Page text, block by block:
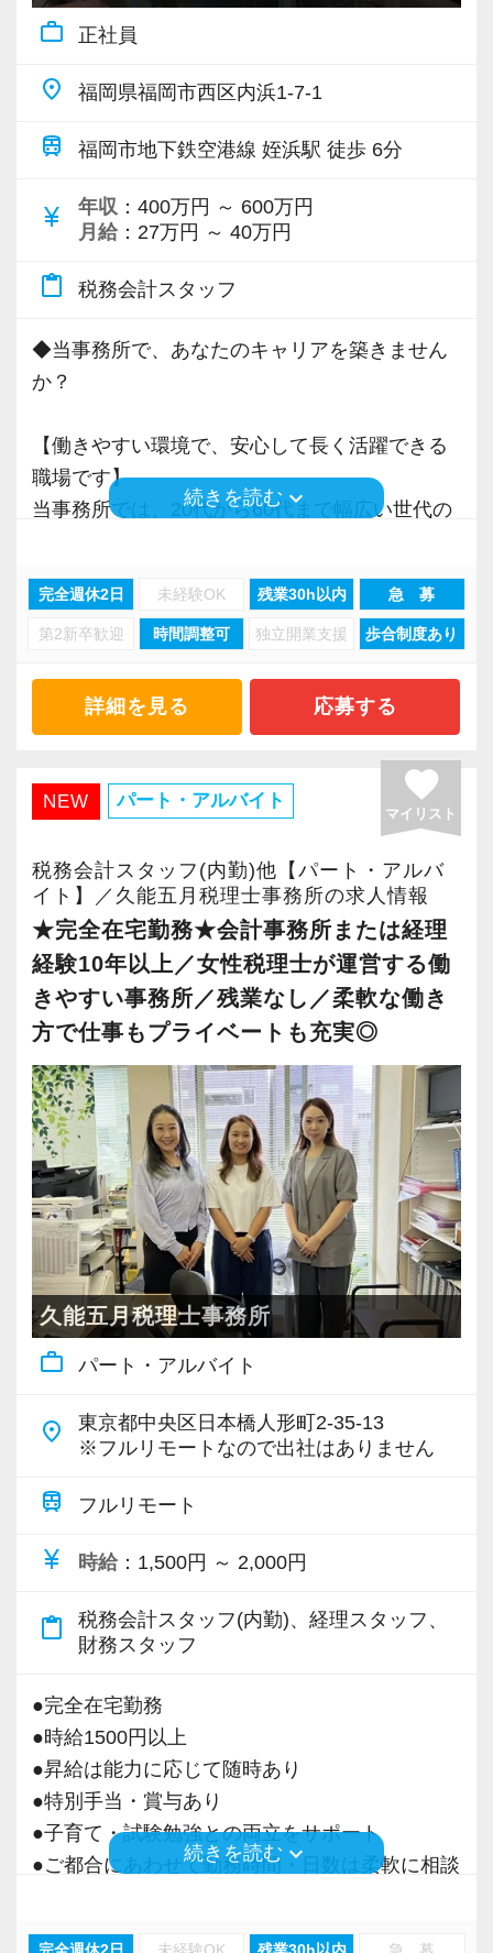
・全国14拠点で事業展開
・従業員240名以上に拡大
・会計・税務・財務・労務まで対応
・専門家が在籍しワンストップ支援
・書籍購入費／研修費は全額会社負担
・隔月で税法・実務の学習会あり
・資格取得を目指す社員が多数
・事業拡大に伴う増員募集
・組織力強化に向けた採用
＜先輩スタッフの声＞
Q. 当事務所を選んだ理由は？
所を決めました。
Q. 実際に働いてみてどうですか？
A. さまざまな業務を任せてもらえるので、以前
より成長スピードが上がったと感じています。
Q. 職場の雰囲気は？
A. 上司や先輩に相談しやすく、風通しの良い職
＜求める人材＞
・税務経験を活かして成長したい方
・キャリアアップ志向のある方
・主体的に業務を進められる方
・顧客対応や提案業務に挑戦したい方
・資産税など専門性を高めたい方
・将来的にマネジメントに関わりたい方
＜まずはカジュアル面談へ＞
・事前に気軽な面談を実施
・仕事内容やキャリアを相談可
・ざっくばらんに質問OK
・納得後に選考へ進めます
・入社時期は柔軟に対応
・半年～1年の調整も可能
まずはカジュアル面談からでも歓迎です
「応募する」からお気軽にご連絡ください。
work_outline 正社員
place 福岡県福岡市西区内浜1-7-1
train 福岡市地下鉄空港線 姪浜駅 徒歩 6分
currency_yen 年収 ：400万円 ～ 600万円
月給 ：27万円 ～ 40万円
content_paste 税務会計スタッフ
◆当事務所で、あなたのキャリアを築きません
か？
【働きやすい環境で、安心して長く活躍できる
職場です】
当事務所では、20代から60代まで幅広い世代の
しさとは無縁の雰囲気です。
また、業務効率化のためAIツールを積極的に導
入し、生産性の向上に努めています。
ど、スタッフ一人ひとりが集中できる環境を整
えているため、業務に専念できます。
【幅広い経験で、専門家としてのキャリアアッ
お客様は、創業間もないベンチャー企業から老
舗まで多岐にわたります。
業種もサービス業、小売業、建設業、医療法
人、公益法人などさまざまです。
幅広い業界の知識を身につけながら、専門家と
してキャリアを築ける環境です。
【あなたの頑張りを正当に評価します】
インセンティブ制度を設けているため、頑張り
次第で大幅な収入アップが可能です。
また、これまで毎年すべてのスタッフが昇給し
ており、あなたの努力をしっかりと給与に反映
します。
【自由度の高い働き方が可能】
フレックスタイム制を導入しており、柔軟な働
き方が可能です。
は、リモートワークも利用できます。
プライベートも大切にできる環境で、残業は少
員が定時後30分以内に退社しています！
で、有給休暇は年間10日以上の取得を実践中。
学校行事や家庭の都合にも配慮しており、有給
消化率が高い事務所です。
そのため税理士資格の取得を目指す方も、学習
との両立を応援します。
子育て中の方も歓迎しており、お子さんの急な
体調不良や学校行事なども考慮しますのでご安
心ください。
当事務所は、法人・個人の税務に加え、相続税
続きを読む keyboard_arrow_down
完全週休2日 未経験OK 残業30h以内 急 募
第2新卒歓迎 時間調整可 独立開業支援 歩合制度あり
詳細を見る 応募する
NEW パート・アルバイト favorite
マイリスト
税務会計スタッフ(内勤)他【パート・アルバ
イト】／久能五月税理士事務所の求人情報
★完全在宅勤務★会計事務所または経理
経験10年以上／女性税理士が運営する働
きやすい事務所／残業なし／柔軟な働き
方で仕事もプライベートも充実◎
久能五月税理士事務所
work_outline パート・アルバイト
place
東京都中央区日本橋人形町2-35-13
※フルリモートなので出社はありません
train フルリモート
currency_yen 時給 ：1,500円 ～ 2,000円
content_paste
税務会計スタッフ(内勤)、経理スタッフ、
財務スタッフ
●完全在宅勤務
●時給1500円以上
●昇給は能力に応じて随時あり
●特別手当・賞与あり
●子育て・試験勉強との両立をサポート
●ご都合にあわせて勤務時間・日数は柔軟に相談
続きを読む keyboard_arrow_down